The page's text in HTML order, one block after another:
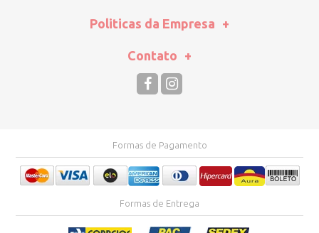
Politicas da Empresa
Contato
Formas de Pagamento
Formas de Entrega